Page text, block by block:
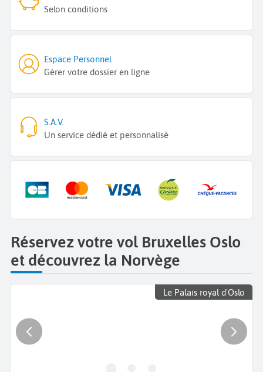
Selon conditions
Espace Personnel
Gérer votre dossier en ligne
S.A.V.
Un service dédié et personnalisé
Réservez votre vol Bruxelles Oslo
et découvrez la Norvège
Le Palais royal d'Oslo